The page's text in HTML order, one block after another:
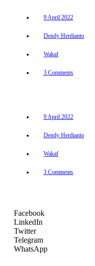
9 April 2022
Dendy Herdianto
Wakaf
3 Comments
9 April 2022
Dendy Herdianto
Wakaf
3 Comments
Facebook
LinkedIn
Twitter
Telegram
WhatsApp